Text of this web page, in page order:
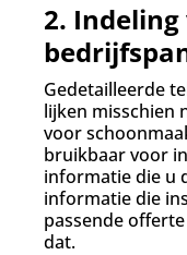
2. Indeling
Gedetailleerde
lijken misschien
voor
bruikbaar voor
informatie die u
informatie die
passende
dat.